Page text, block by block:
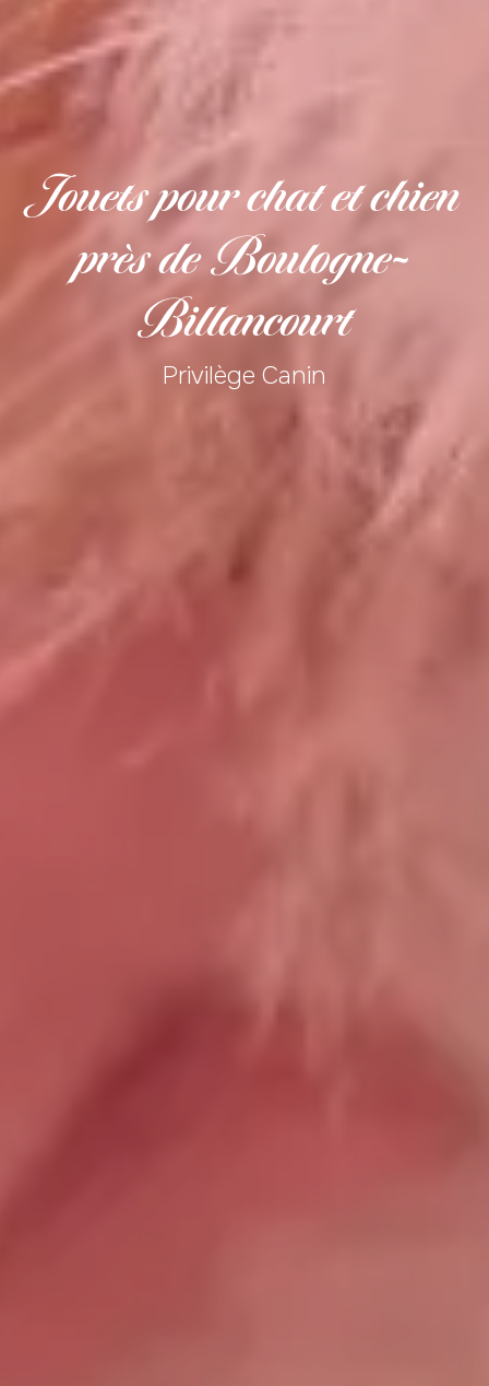
Jouets pour chat et chien
près de Boulogne-
Billancourt
Privilège Canin